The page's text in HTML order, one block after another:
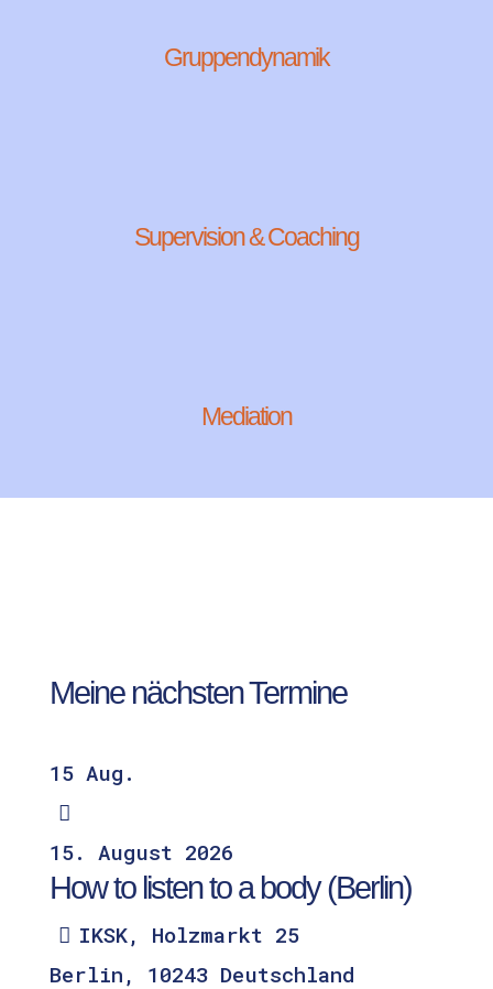
Gruppendynamik
Supervision & Coaching
Mediation
Meine nächsten Termine
15 Aug.
15. August 2026
How to listen to a body (Berlin)
IKSK, Holzmarkt 25
Berlin , 10243 Deutschland